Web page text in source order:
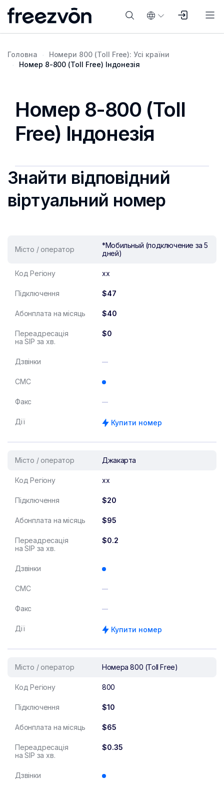
Головна
Номери 800 (Toll Free): Усі країни
Номер 8-800 (Toll Free) Індонезія
Номер 8-800 (Toll
Free) Індонезія
Знайти відповідний
віртуальний номер
Місто / оператор
*Мобильный (подключение за 5
дней)
Код Регіону xx
Підключення $47
Абонплата на місяць $40
Переадресація
на SIP за хв.
$0
Дзвінки
СМС
Факс
Дії Купити номер
Місто / оператор Джакарта
Код Регіону xx
Підключення $20
Абонплата на місяць $95
Переадресація
на SIP за хв.
$0.2
Дзвінки
СМС
Факс
Дії Купити номер
Місто / оператор Номера 800 (Toll Free)
Код Регіону 800
Підключення $10
Абонплата на місяць $65
Переадресація
на SIP за хв.
$0.35
Дзвінки